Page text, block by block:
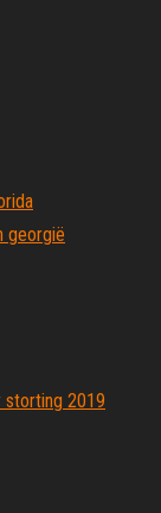
georgië
storting 2019